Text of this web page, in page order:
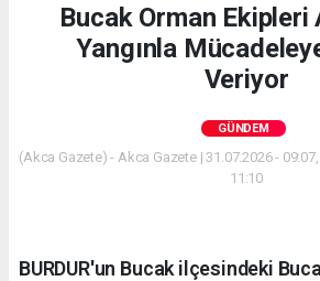
Bucak Orman Ekipleri
Yangınla
Veriyor
GÜNDEM
(Akca Gazete) - Akca Gazete | 31.07.2026 -
11:10
BURDUR'un Bucak ilçesindeki